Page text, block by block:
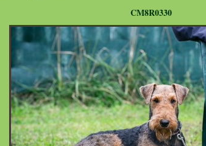
CM8R0330